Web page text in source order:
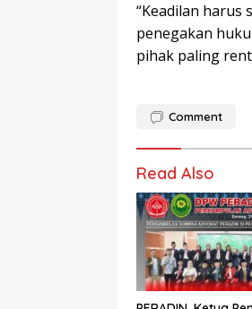
“Keadilan harus
penegakan
pihak paling
Comment
Read Also